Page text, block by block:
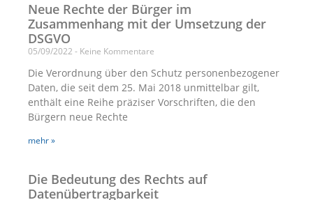
Neue Rechte der Bürger im
Zusammenhang mit der Umsetzung der
DSGVO
05/09/2022 Keine Kommentare
Die Verordnung über den Schutz personenbezogener
Daten, die seit dem 25. Mai 2018 unmittelbar gilt,
enthält eine Reihe präziser Vorschriften, die den
Bürgern neue Rechte
mehr »
Die Bedeutung des Rechts auf
Datenübertragbarkeit